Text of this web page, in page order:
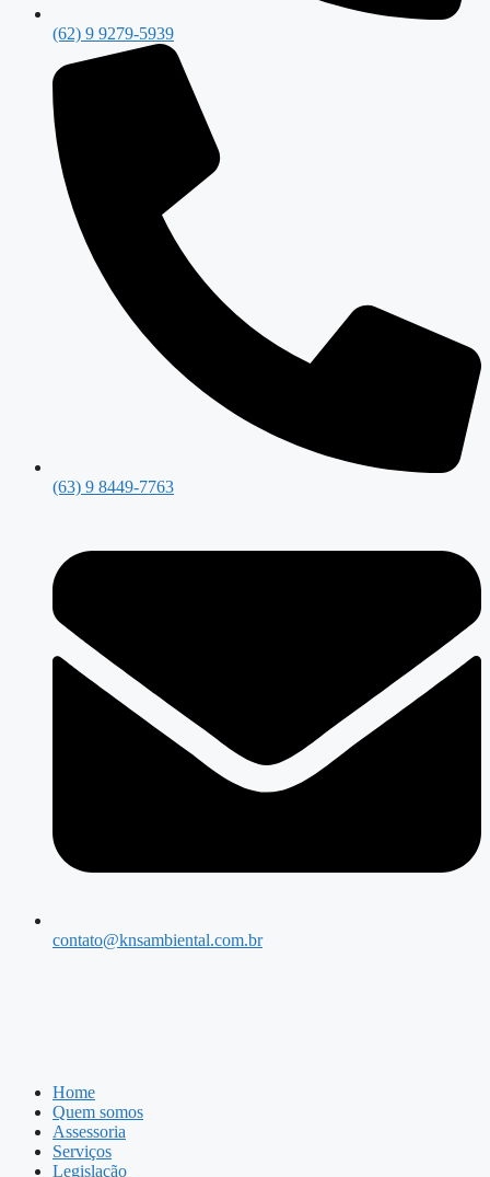
(62) 9 9279-5939
(63) 9 8449-7763
contato@knsambiental.com.br
Home
Quem somos
Assessoria
Serviços
Legislação